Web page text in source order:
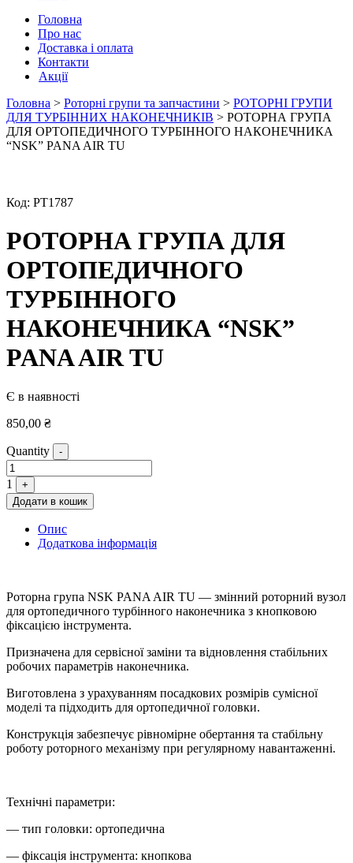
Головна
Про нас
Доставка і оплата
Контакти
Акції
Головна > Роторні групи та запчастини > РОТОРНІ ГРУПИ
ДЛЯ ТУРБІННИХ НАКОНЕЧНИКІВ > РОТОРНА ГРУПА
ДЛЯ ОРТОПЕДИЧНОГО ТУРБІННОГО НАКОНЕЧНИКА
“NSK” PANA AIR TU
Код: РТ1787
РОТОРНА ГРУПА ДЛЯ
ОРТОПЕДИЧНОГО
ТУРБІННОГО
НАКОНЕЧНИКА “NSK”
PANA AIR TU
Є в наявності
850,00 ₴
Quantity -
1
+
Додати в кошик
Опис
Додаткова інформація
Роторна група NSK PANA AIR TU — змінний роторний вузол
для ортопедичного турбінного наконечника з кнопковою
фіксацією інструмента.
Призначена для сервісної заміни та відновлення стабільних
робочих параметрів наконечника.
Виготовлена з урахуванням посадкових розмірів сумісної
моделі та підходить для ортопедичної головки.
Конструкція забезпечує рівномірне обертання та стабільну
роботу роторного механізму при регулярному навантаженні.
Технічні параметри:
— тип головки: ортопедична
— фіксація інструмента: кнопкова